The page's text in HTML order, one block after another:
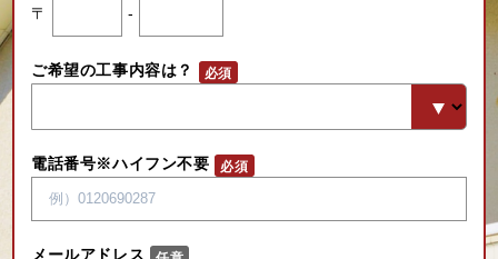
〒
-
ご希望の工事内容は？
電話番号※ハイフン不要
メールアドレス